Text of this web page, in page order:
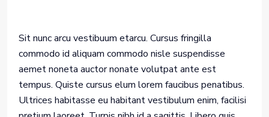
Sit nunc arcu vestibuum etarcu. Cursus fringilla
commodo id aliquam commodo nisle suspendisse
aemet noneta auctor nonate volutpat ante est
tempus. Quiste cursus elum lorem faucibus penatibus.
Ultrices habitasse eu habitant vestibulum enim, facilisi